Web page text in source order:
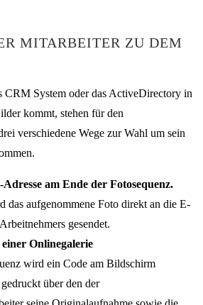
MITARBEITER ZU DEM
CRM System oder das ActiveDirectory in
kommt, stehen für den
verschiedene Wege zur Wahl um sein
am Ende der Fotosequenz.
das aufgenommene Foto direkt an die E-
gesendet.
Onlinegalerie
wird ein Code am Bildschirm
über den der